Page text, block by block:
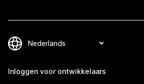
Inloggen voor ontwikkelaars